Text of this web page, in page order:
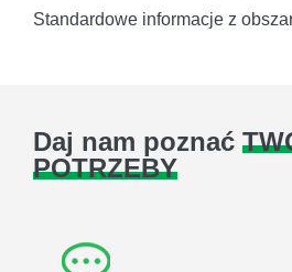
Standardowe informacje z
Daj nam poznać
POTRZEBY